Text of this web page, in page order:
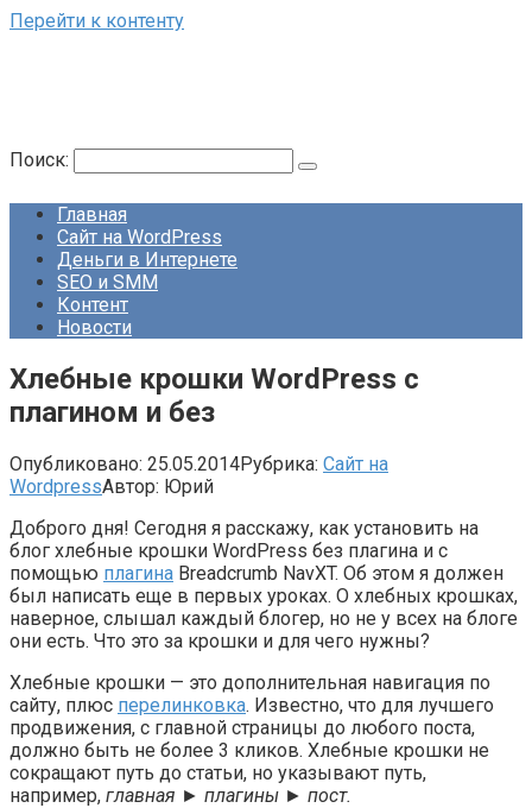
Перейти к контенту
Поиск:
Главная
Сайт на WordPress
Деньги в Интернете
SEO и SMM
Контент
Новости
Хлебные крошки WordPress с
плагином и без
Опубликовано: 25.05.2014Рубрика: Сайт на
WordpressАвтор: Юрий
Доброго дня! Сегодня я расскажу, как установить на
блог хлебные крошки WordPress без плагина и с
помощью плагина Breadcrumb NavXT. Об этом я должен
был написать еще в первых уроках. О хлебных крошках,
наверное, слышал каждый блогер, но не у всех на блоге
они есть. Что это за крошки и для чего нужны?
Хлебные крошки — это дополнительная навигация по
сайту, плюс перелинковка. Известно, что для лучшего
продвижения, с главной страницы до любого поста,
должно быть не более 3 кликов. Хлебные крошки не
сокращают путь до статьи, но указывают путь,
например, главная ► плагины ► пост.